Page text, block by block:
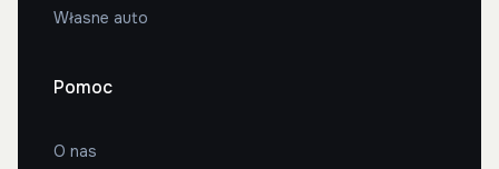
Własne auto
Pomoc
O nas